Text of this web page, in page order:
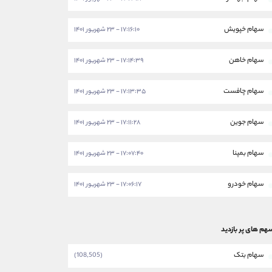
سهام خپویش ۱۷:۱۶:۱۰ - ۲۳ شهریور ۱۴۰۱
سهام خاهن ۱۷:۱۴:۳۹ - ۲۳ شهریور ۱۴۰۱
سهام چافست ۱۷:۱۳:۳۵ - ۲۳ شهریور ۱۴۰۱
سهام جوین ۱۷:۱۱:۲۸ - ۲۳ شهریور ۱۴۰۱
سهام بمپنا ۱۷:۰۷:۴۰ - ۲۳ شهریور ۱۴۰۱
سهام خودرو ۱۷:۰۶:۱۷ - ۲۳ شهریور ۱۴۰۱
های پر بازدید
سهام بتک (108,505)